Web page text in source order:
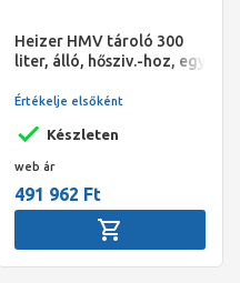
Heizer HMV tároló 300
liter, álló, hősziv.-hoz, egy
fix szig., O700/1230 mm,
Készleten
Értékelje elsőként
web ár
491 962 Ft